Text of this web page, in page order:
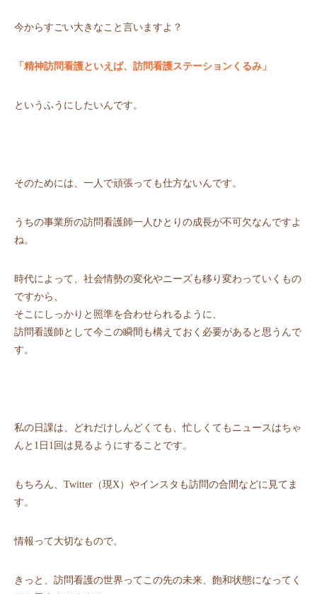
今からすごい大きなこと言いますよ？
「精神訪問看護といえば、訪問看護ステーションくるみ」
というふうにしたいんです。
そのためには、一人で頑張っても仕方ないんです。
うちの事業所の訪問看護師一人ひとりの成長が不可欠なんですよ
ね。
時代によって、社会情勢の変化やニーズも移り変わっていくもの
ですから、
そこにしっかりと照準を合わせられるように、
訪問看護師として今この瞬間も構えておく必要があると思うんで
す。
私の日課は、どれだけしんどくても、忙しくてもニュースはちゃ
んと1日1回は見るようにすることです。
もちろん、Twitter（現X）やインスタも訪問の合間などに見てま
す。
情報って大切なもので。
きっと、訪問看護の世界ってこの先の未来、飽和状態になってく